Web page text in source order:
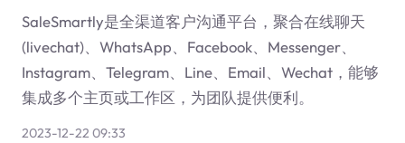
SaleSmartly是全渠道客户沟通平台，聚合在线聊天
(livechat)、WhatsApp、Facebook、Messenger、
Instagram、Telegram、Line、Email、Wechat，能够
集成多个主页或工作区，为团队提供便利。
2023-12-22 09:33